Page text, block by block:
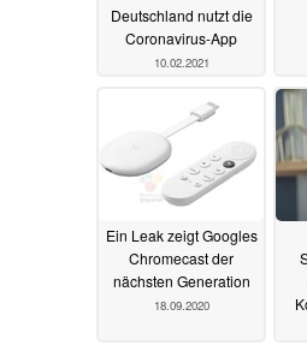
Deutschland nutzt die
Coronavirus-App
10.02.2021
Ein Leak zeigt Googles
Chromecast der
nächsten Generation
18.09.2020